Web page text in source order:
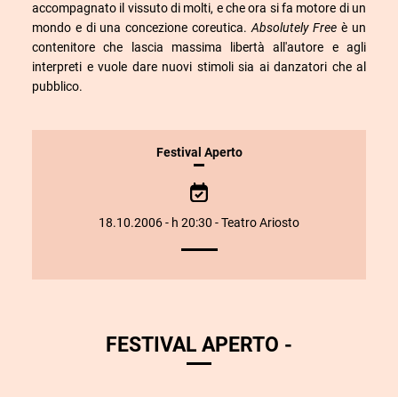
accompagnato il vissuto di molti, e che ora si fa motore di un
mondo e di una concezione coreutica. Absolutely Free è un
contenitore che lascia massima libertà all'autore e agli
interpreti e vuole dare nuovi stimoli sia ai danzatori che al
pubblico.
INFORMAZIONIFestival Aperto
18.10.2006 - h 20:30 - Teatro Ariosto
FESTIVAL APERTO -